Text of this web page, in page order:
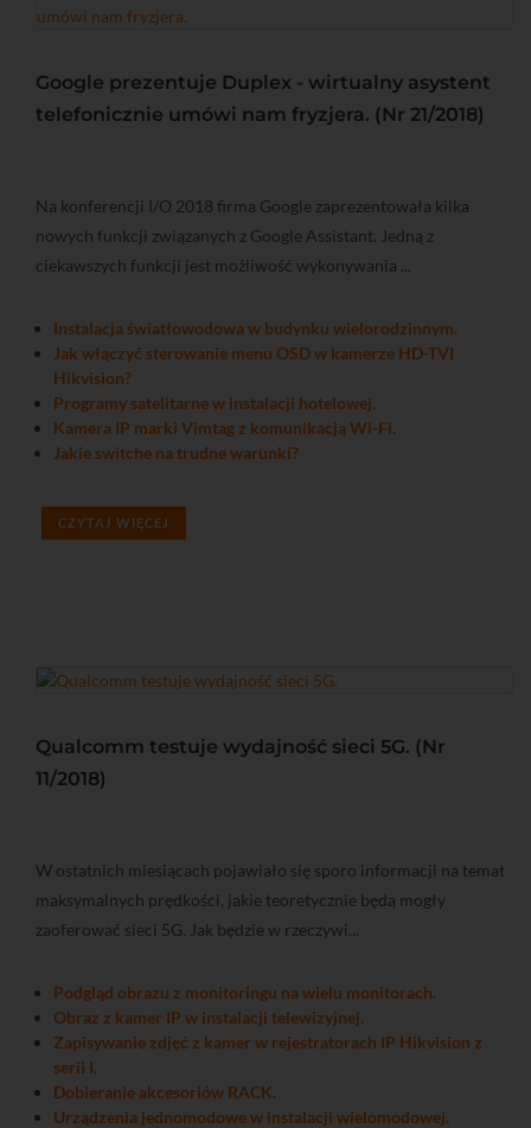
Google prezentuje Duplex - wirtualny asystent
telefonicznie umówi nam fryzjera. (Nr 21/2018)
Na konferencji I/O 2018 firma Google zaprezentowała kilka
nowych funkcji związanych z Google Assistant. Jedną z
ciekawszych funkcji jest możliwość wykonywania ...
Instalacja światłowodowa w budynku wielorodzinnym.
Jak włączyć sterowanie menu OSD w kamerze HD-TVI
Hikvision?
Programy satelitarne w instalacji hotelowej.
Kamera IP marki Vimtag z komunikacją Wi-Fi.
Jakie switche na trudne warunki?
CZYTAJ WIĘCEJ
Qualcomm testuje wydajność sieci 5G. (Nr
11/2018)
W ostatnich miesiącach pojawiało się sporo informacji na temat
maksymalnych prędkości, jakie teoretycznie będą mogły
zaoferować sieci 5G. Jak będzie w rzeczywi...
Podgląd obrazu z monitoringu na wielu monitorach.
Obraz z kamer IP w instalacji telewizyjnej.
Zapisywanie zdjęć z kamer w rejestratorach IP Hikvision z
serii I.
Dobieranie akcesoriów RACK.
Urządzenia jednomodowe w instalacji wielomodowej.